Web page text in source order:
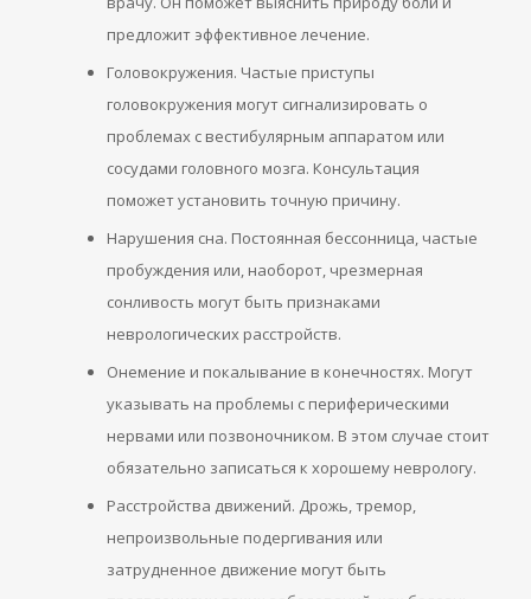
предложит эффективное лечение.
Головокружения. Частые приступы
головокружения могут сигнализировать о
проблемах с вестибулярным аппаратом или
сосудами головного мозга. Консультация
поможет установить точную причину.
Нарушения сна. Постоянная бессонница, частые
пробуждения или, наоборот, чрезмерная
сонливость могут быть признаками
неврологических расстройств.
Онемение и покалывание в конечностях. Могут
указывать на проблемы с периферическими
нервами или позвоночником. В этом случае стоит
обязательно записаться к хорошему неврологу.
Расстройства движений. Дрожь, тремор,
непроизвольные подергивания или
затрудненное движение могут быть